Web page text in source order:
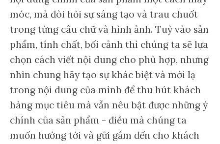
móc, mà đòi hỏi sự sáng tạo và trau chuốt
trong từng câu chữ và hình ảnh. Tuỳ vào sản
phẩm, tính chất, bối cảnh thì chúng ta sẽ lựa
chọn cách viết nội dung cho phù hợp, nhưng
nhìn chung hãy tạo sự khác biệt và mới lạ
trong nội dung của mình để thu hút khách
hàng mục tiêu mà vẫn nêu bật được những ý
chính của sản phẩm - điều mà chúng ta
muốn hướng tới và gửi gắm đến cho khách